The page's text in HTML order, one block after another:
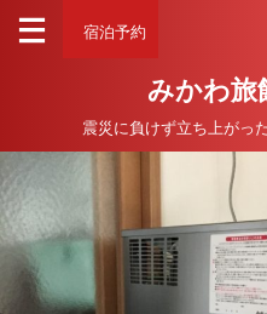
宿泊予約
みかわ旅
震災に負けず立ち上がっ